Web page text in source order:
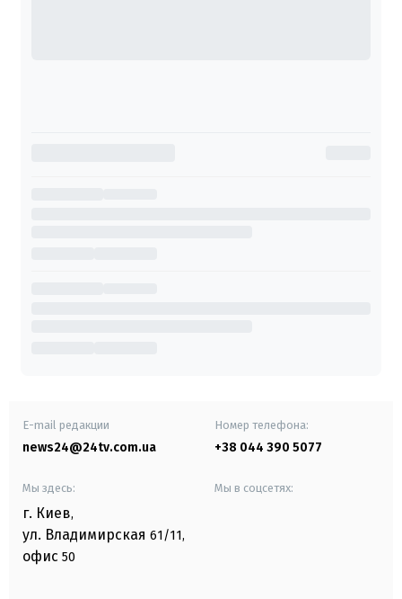
E-mail редакции
news24@24tv.com.ua
Номер телефона:
+38 044 390 5077
Мы здесь:
г. Киев,
ул. Владимирская 61/11,
офис 50
Мы в соцсетях: